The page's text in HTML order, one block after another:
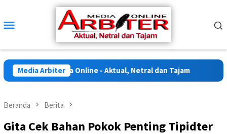
konten
Mobile
Media Arbiter
di Arbiter Media Online - Aktual, Netral dan Tajam
Beranda Berita
Gita Cek Bahan Pokok Penting Tipidter